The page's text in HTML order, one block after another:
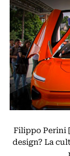
Filippo Perini
design? La